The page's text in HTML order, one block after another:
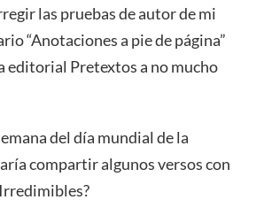
las pruebas de autor de mi
“Anotaciones a pie de página”
editorial Pretextos a no mucho
del día mundial de la
compartir algunos versos con